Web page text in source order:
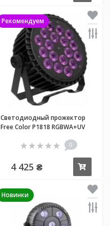
Рекомендуем
Светодиодный прожектор
Free Color P1818 RGBWA+UV
0
4 425 ₴
Новинки